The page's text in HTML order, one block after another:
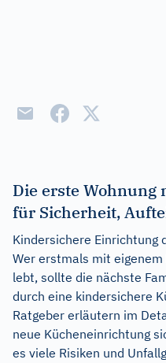
Die erste Wohnung
für Sicherheit,
Kindersichere Einrichtung
Wer erstmals mit
lebt, sollte die nächste
durch eine kindersichere
Ratgeber erläutern im
neue Kücheneinrichtung
es viele Risiken und